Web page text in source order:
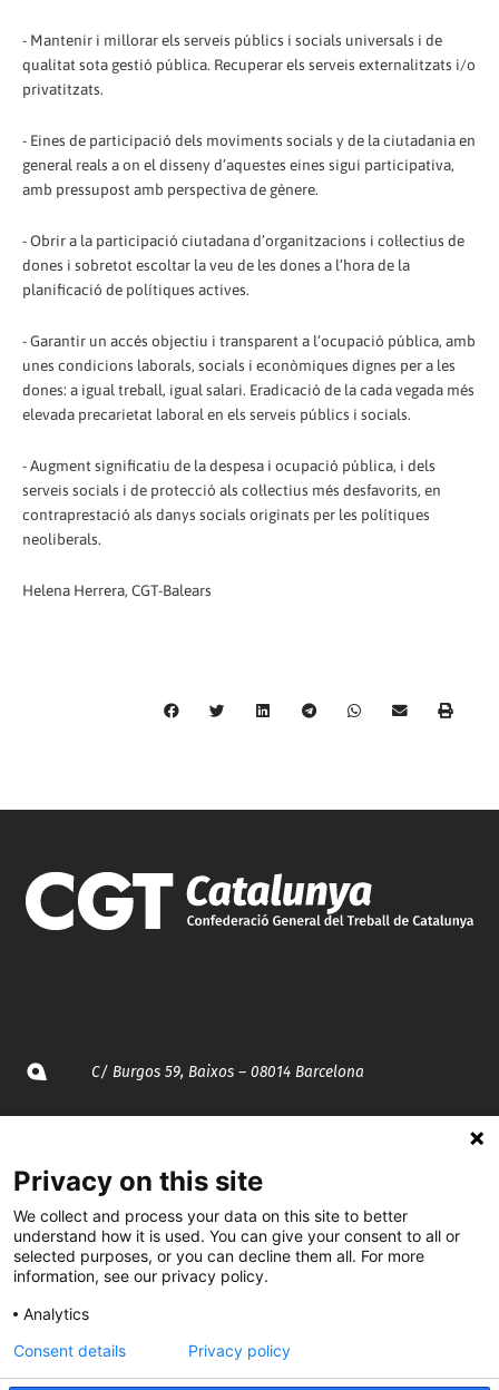
- Mantenir i millorar els serveis públics i socials universals i de
qualitat sota gestió pública. Recuperar els serveis externalitzats i/o
privatitzats.
- Eines de participació dels moviments socials y de la ciutadania en
general reals a on el disseny d’aquestes eines sigui participativa,
amb pressupost amb perspectiva de gènere.
- Obrir a la participació ciutadana d’organitzacions i col·lectius de
dones i sobretot escoltar la veu de les dones a l’hora de la
planificació de polítiques actives.
- Garantir un accés objectiu i transparent a l’ocupació pública, amb
unes condicions laborals, socials i econòmiques dignes per a les
dones: a igual treball, igual salari. Eradicació de la cada vegada més
elevada precarietat laboral en els serveis públics i socials.
- Augment significatiu de la despesa i ocupació pública, i dels
serveis socials i de protecció als col·lectius més desfavorits, en
contraprestació als danys socials originats per les polítiques
neoliberals.
Helena Herrera, CGT-Balears
C/ Burgos 59, Baixos – 08014 Barcelona
935 120 481
@CGTCatalunya
cgtcatalunya
Privacy on this site
We collect and process your data on this site to better
understand how it is used. You can give your consent to all or
selected purposes, or you can decline them all. For more
information, see our privacy policy.
Analytics
Consent details
Privacy policy